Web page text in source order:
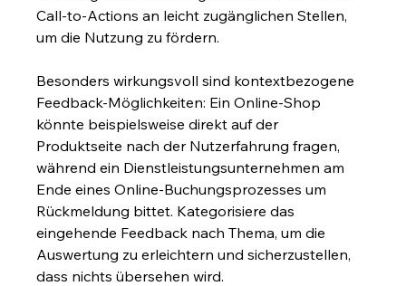
Call-to-Actions an leicht zugänglichen Stellen,
um die Nutzung zu fördern.
Besonders wirkungsvoll sind kontextbezogene
Feedback-Möglichkeiten: Ein Online-Shop
könnte beispielsweise direkt auf der
Produktseite nach der Nutzerfahrung fragen,
während ein Dienstleistungsunternehmen am
Ende eines Online-Buchungsprozesses um
Rückmeldung bittet. Kategorisiere das
eingehende Feedback nach Thema, um die
Auswertung zu erleichtern und sicherzustellen,
dass nichts übersehen wird.